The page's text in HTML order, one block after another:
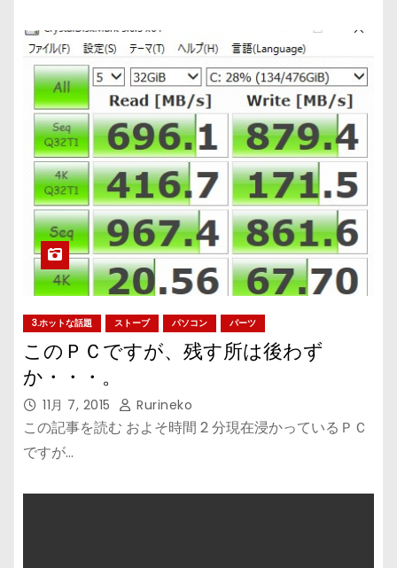
3.ホットな話題 ストーブ パソコン パーツ
このＰＣですが、残す所は後わず
か・・・。
11月 7, 2015 Rurineko
この記事を読む およそ時間 2 分現在浸かっているＰＣ
ですが…